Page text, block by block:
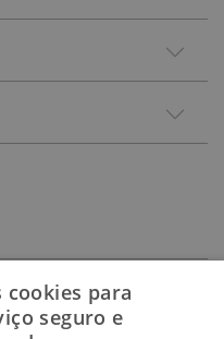
cookies para
seguro e